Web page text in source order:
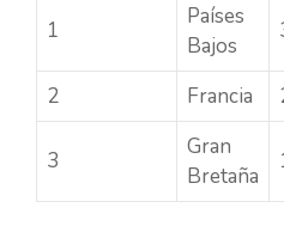
1
Países
Bajos
2 Francia
3
Gran
Bretaña